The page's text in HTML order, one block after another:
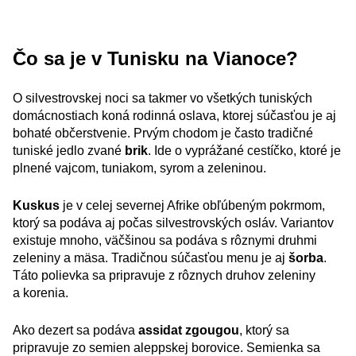
Čo sa je v Tunisku na Vianoce?
O silvestrovskej noci sa takmer vo všetkých tuniských
domácnostiach koná rodinná oslava, ktorej súčasťou je aj
bohaté občerstvenie. Prvým chodom je často tradičné
tuniské jedlo zvané brik. Ide o vyprážané cestíčko, ktoré je
plnené vajcom, tuniakom, syrom a zeleninou.
Kuskus je v celej severnej Afrike obľúbeným pokrmom,
ktorý sa podáva aj počas silvestrovských osláv. Variantov
existuje mnoho, väčšinou sa podáva s rôznymi druhmi
zeleniny a mäsa. Tradičnou súčasťou menu je aj šorba.
Táto polievka sa pripravuje z rôznych druhov zeleniny
a korenia.
Ako dezert sa podáva assidat zgougou, ktorý sa
pripravuje zo semien aleppskej borovice. Semienka sa